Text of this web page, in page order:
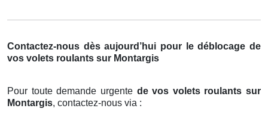
Contactez-nous dès aujourd’hui pour le déblocage de
vos volets roulants sur Montargis
Pour toute demande urgente de vos volets roulants sur
Montargis, contactez-nous via :